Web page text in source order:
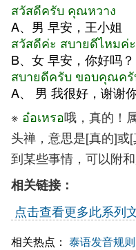
สวัสดีครับ คุณหวาง
A、男 早安，王小姐
สวัสดีค่ะ สบายดีไหมค่ะ
B、女 早安，你好吗？
สบายดีครับ ขอบคุณค
A、 男 我很好，谢谢你
※ อ๋อเหรอ哦，真的！
头禅，意思是[真的]
到某些事情，可以附
相关链接：
点击查看更多此系列
相关热点： 泰语发音规则